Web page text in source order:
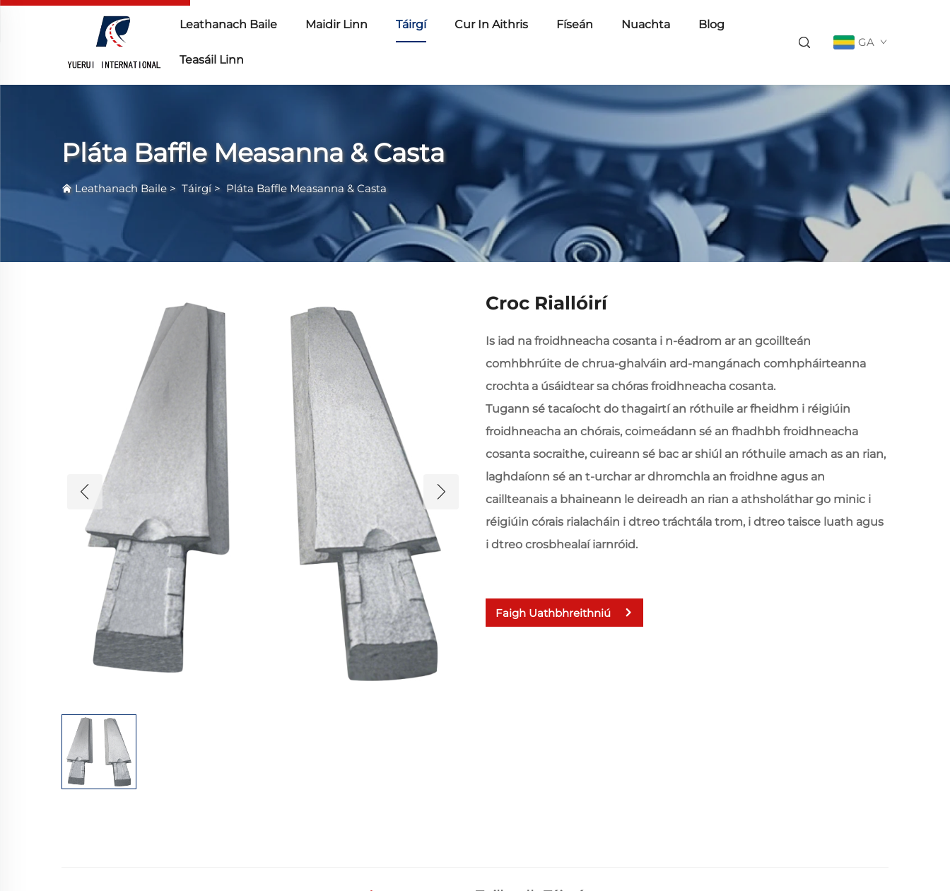
Leathanach Baile Maidir Linn Táirgí Cur In Aithris Físeán Nuachta Blog
Teasáil Linn
GA
Pláta Baffle Measanna & Casta
Leathanach Baile > Táirgí> Pláta Baffle Measanna & Casta
Croc Riallóirí
Is iad na froidhneacha cosanta i n-éadrom ar an gcoillteán
comhbhrúite de chrua-ghalváin ard-mangánach comhpháirteanna
crochta a úsáidtear sa chóras froidhneacha cosanta.
Tugann sé tacaíocht do thagairtí an róthuile ar fheidhm i réigiúin
froidhneacha an chórais, coimeádann sé an fhadhbh froidhneacha
cosanta socraithe, cuireann sé bac ar shiúl an róthuile amach as an rian,
laghdaíonn sé an t-urchar ar dhromchla an froidhne agus an
caillteanais a bhaineann le deireadh an rian a athsholáthar go minic i
réigiúin córais rialacháin i dtreo tráchtála trom, i dtreo taisce luath agus
i dtreo crosbhealaí iarnróid.
Faigh Uathbhreithniú